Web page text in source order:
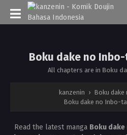
Boku dake no
All chapters are in Boku
kanzenin › Boku
Boku dake no Inbo-
Read the latest manga Boku